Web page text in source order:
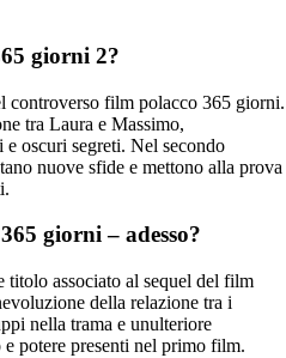
giorni 2?
film polacco 365 giorni.
tra Laura e Massimo,
e oscuri segreti. Nel secondo
nuove sfide e mettono alla prova
giorni – adesso?
titolo associato al sequel del film
della relazione tra i
nella trama e unulteriore
potere presenti nel primo film.